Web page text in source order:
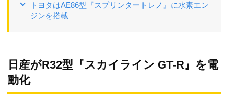
トヨタはAE86型『スプリンタートレノ』に水素エン
ジンを搭載
日産がR32型『スカイライン GT-R』を電
動化